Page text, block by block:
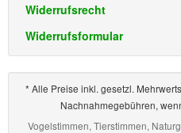
Widerrufsrecht
Widerrufsformular
* Alle Preise inkl. gesetzl.
Nachnahmegebühren,
Vogelstimmen, Tierstimmen,